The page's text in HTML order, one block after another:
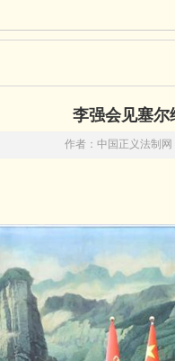
李强会见塞尔
作者：中国正义法制网